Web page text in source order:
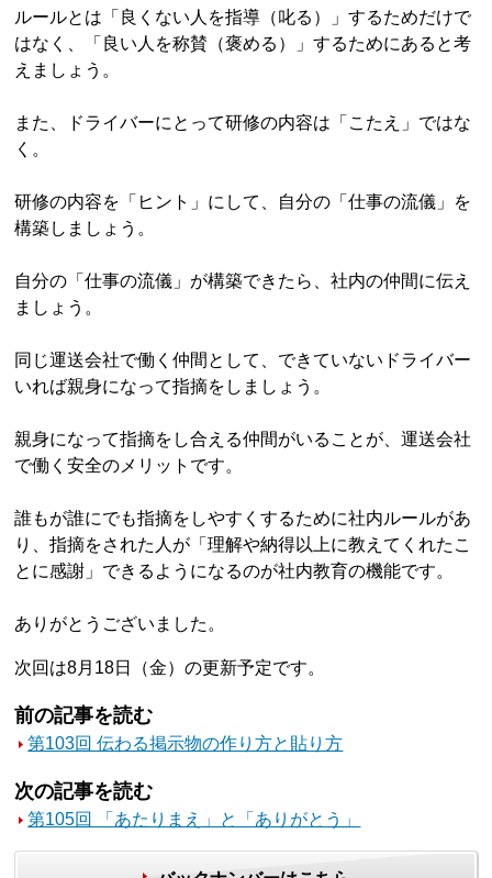
ルールとは「良くない人を指導（叱る）」するためだけで
はなく、「良い人を称賛（褒める）」するためにあると考
えましょう。
また、ドライバーにとって研修の内容は「こたえ」ではな
く。
研修の内容を「ヒント」にして、自分の「仕事の流儀」を
構築しましょう。
自分の「仕事の流儀」が構築できたら、社内の仲間に伝え
ましょう。
同じ運送会社で働く仲間として、できていないドライバー
いれば親身になって指摘をしましょう。
親身になって指摘をし合える仲間がいることが、運送会社
で働く安全のメリットです。
誰もが誰にでも指摘をしやすくするために社内ルールがあ
り、指摘をされた人が「理解や納得以上に教えてくれたこ
とに感謝」できるようになるのが社内教育の機能です。
ありがとうございました。
次回は8月18日（金）の更新予定です。
前の記事を読む
第103回 伝わる掲示物の作り方と貼り方
次の記事を読む
第105回 「あたりまえ」と「ありがとう」